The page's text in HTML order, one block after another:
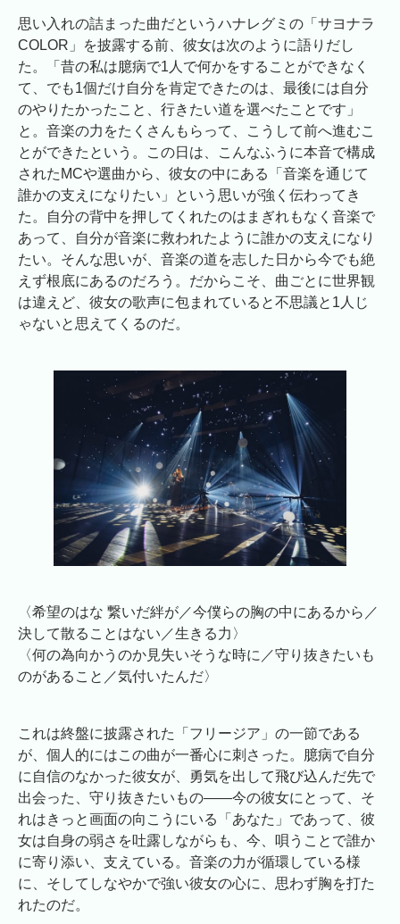
思い入れの詰まった曲だというハナレグミの「サヨナラ
COLOR」を披露する前、彼女は次のように語りだし
た。「昔の私は臆病で1人で何かをすることができなく
て、でも1個だけ自分を肯定できたのは、最後には自分
のやりたかったこと、行きたい道を選べたことです」
と。音楽の力をたくさんもらって、こうして前へ進むこ
とができたという。この日は、こんなふうに本音で構成
されたMCや選曲から、彼女の中にある「音楽を通じて
誰かの支えになりたい」という思いが強く伝わってき
た。自分の背中を押してくれたのはまぎれもなく音楽で
あって、自分が音楽に救われたように誰かの支えになり
たい。そんな思いが、音楽の道を志した日から今でも絶
えず根底にあるのだろう。だからこそ、曲ごとに世界観
は違えど、彼女の歌声に包まれていると不思議と1人じ
ゃないと思えてくるのだ。
〈希望のはな 繋いだ絆が／今僕らの胸の中にあるから／
決して散ることはない／生きる力〉
〈何の為向かうのか見失いそうな時に／守り抜きたいも
のがあること／気付いたんだ〉
これは終盤に披露された「フリージア」の一節である
が、個人的にはこの曲が一番心に刺さった。臆病で自分
に自信のなかった彼女が、勇気を出して飛び込んだ先で
出会った、守り抜きたいもの――今の彼女にとって、そ
れはきっと画面の向こうにいる「あなた」であって、彼
女は自身の弱さを吐露しながらも、今、唄うことで誰か
に寄り添い、支えている。音楽の力が循環している様
に、そしてしなやかで強い彼女の心に、思わず胸を打た
れたのだ。